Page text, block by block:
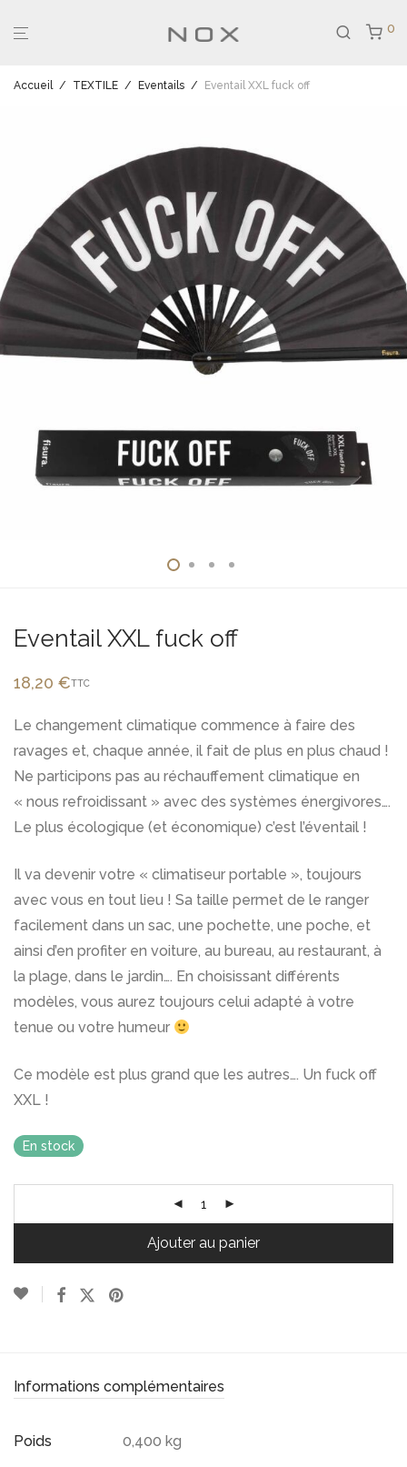
0
Accueil / TEXTILE / Eventails / Eventail XXL fuck off
Eventail XXL fuck off
18,20 €TTC
Le changement climatique commence à faire des
ravages et, chaque année, il fait de plus en plus chaud !
Ne participons pas au réchauffement climatique en
« nous refroidissant » avec des systèmes énergivores….
Le plus écologique (et économique) c’est l’éventail !
Il va devenir votre « climatiseur portable », toujours
avec vous en tout lieu ! Sa taille permet de le ranger
facilement dans un sac, une pochette, une poche, et
ainsi d’en profiter en voiture, au bureau, au restaurant, à
la plage, dans le jardin…. En choisissant différents
modèles, vous aurez toujours celui adapté à votre
tenue ou votre humeur
Ce modèle est plus grand que les autres…. Un fuck off
XXL !
En stock
Ajouter au panier
Informations complémentaires
Poids 0,400 kg